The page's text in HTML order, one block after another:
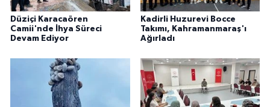
Düziçi Karacaören
Camii'nde İhya Süreci
Devam Ediyor
Kadirli Huzurevi Bocce
Takımı, Kahramanmaraş'ı
Ağırladı